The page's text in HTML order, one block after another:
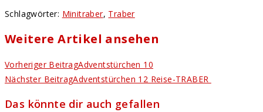
Schlagwörter: Minitraber, Traber
Weitere Artikel ansehen
Vorheriger BeitragAdventstürchen 10
Nächster BeitragAdventstürchen 12 Reise-TRABER
Das könnte dir auch gefallen